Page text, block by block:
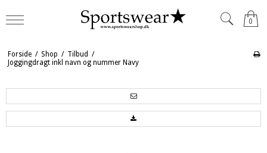
0
Forside / Shop / Tilbud /
Joggingdragt inkl navn og nummer Navy